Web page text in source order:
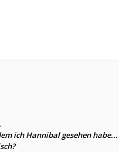
ich Hannibal gesehen